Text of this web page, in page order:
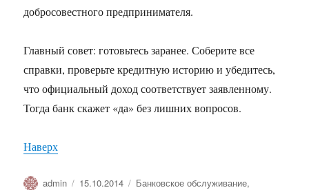
добросовестного предпринимателя.
Главный совет: готовьтесь заранее. Соберите все
справки, проверьте кредитную историю и убедитесь,
что официальный доход соответствует заявленному.
Тогда банк скажет «да» без лишних вопросов.
Наверх
Автор
admin Опубликовано
15.10.2014 Рубрики
Банковское обслуживание,